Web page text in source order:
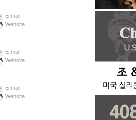
E-mail
Website
E-mail
Website
E-mail
Website